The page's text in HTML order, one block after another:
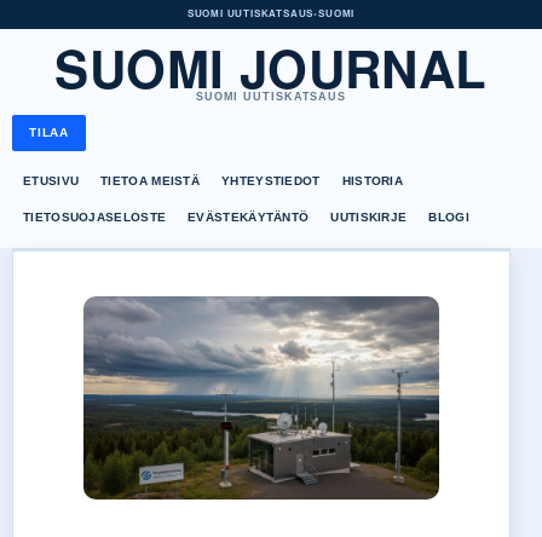
SUOMI UUTISKATSAUS•SUOMI
SUOMI JOURNAL
SUOMI UUTISKATSAUS
TILAA
ETUSIVU TIETOA MEISTÄ YHTEYSTIEDOT HISTORIA
TIETOSUOJASELOSTE EVÄSTEKÄYTÄNTÖ UUTISKIRJE BLOGI